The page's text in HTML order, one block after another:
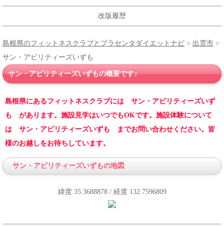
改版履歴
島根県のフィットネスクラブとプラセンタダイエットナビ > 出雲市 >
サン・アビリティーズいずも
サン・アビリティーズいずもの概要です♪
島根県にあるフィットネスクラブには サン・アビリティーズいず
も があります。施設見学はいつでもOKです。施設体験について
は サン・アビリティーズいずも までお問い合わせください。皆
様のお越しをお待ちしています。
サン・アビリティーズいずもの地図
緯度 35.3688878 / 経度 132.7596809